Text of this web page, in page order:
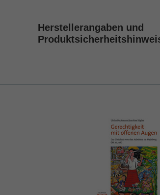
Herstellerangaben und